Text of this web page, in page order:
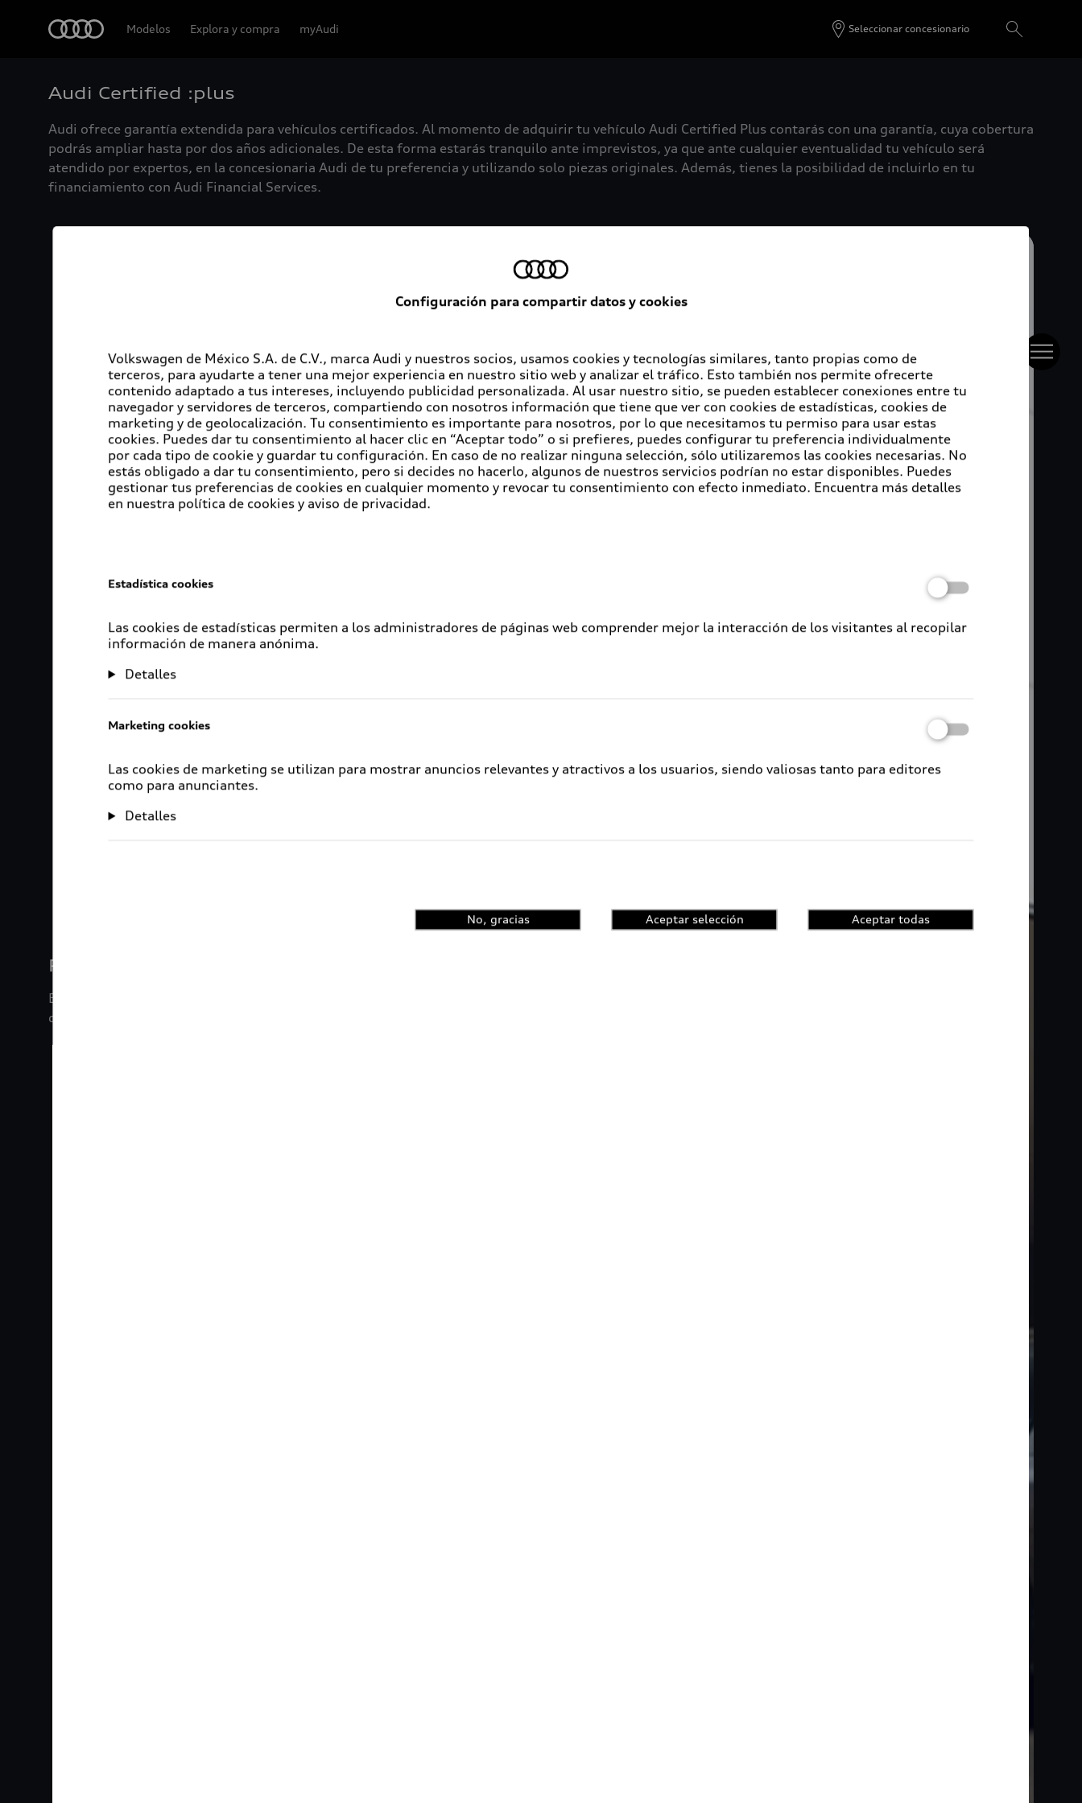
Modelos Explora y compra myAudi Seleccionar concesionario
Audi Certified :plus
Audi ofrece garantía extendida para vehículos certificados. Al momento de adquirir tu vehículo Audi Certified Plus contarás con una garantía, cuya cobertura
podrás ampliar hasta por dos años adicionales. De esta forma estarás tranquilo ante imprevistos, ya que ante cualquier eventualidad tu vehículo será
atendido por expertos, en la concesionaria Audi de tu preferencia y utilizando solo piezas originales. Además, tienes la posibilidad de incluirlo en tu
financiamiento con Audi Financial Services.
Rigurosa inspección
En Audi Certified :plus, nuestros vehículos son sometidos a un proceso
de inspección de 120 puntos.
Configuración para compartir datos y cookies
Volkswagen de México S.A. de C.V., marca Audi y nuestros socios, usamos cookies y tecnologías similares, tanto propias como de
terceros, para ayudarte a tener una mejor experiencia en nuestro sitio web y analizar el tráfico. Esto también nos permite ofrecerte
contenido adaptado a tus intereses, incluyendo publicidad personalizada. Al usar nuestro sitio, se pueden establecer conexiones entre tu
navegador y servidores de terceros, compartiendo con nosotros información que tiene que ver con cookies de estadísticas, cookies de
marketing y de geolocalización. Tu consentimiento es importante para nosotros, por lo que necesitamos tu permiso para usar estas
cookies. Puedes dar tu consentimiento al hacer clic en “Aceptar todo” o si prefieres, puedes configurar tu preferencia individualmente
por cada tipo de cookie y guardar tu configuración. En caso de no realizar ninguna selección, sólo utilizaremos las cookies necesarias. No
estás obligado a dar tu consentimiento, pero si decides no hacerlo, algunos de nuestros servicios podrían no estar disponibles. Puedes
gestionar tus preferencias de cookies en cualquier momento y revocar tu consentimiento con efecto inmediato. Encuentra más detalles
en nuestra política de cookies y aviso de privacidad.
Estadística cookies
Las cookies de estadísticas permiten a los administradores de páginas web comprender mejor la interacción de los visitantes al recopilar
información de manera anónima.
Detalles
Marketing cookies
Las cookies de marketing se utilizan para mostrar anuncios relevantes y atractivos a los usuarios, siendo valiosas tanto para editores
como para anunciantes.
Detalles
No, gracias Aceptar selección Aceptar todas